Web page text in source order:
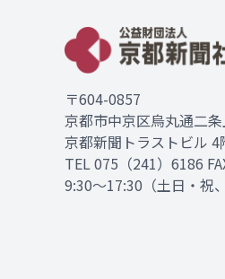
〒604-0857
京都市中京区烏丸通二
京都新聞トラストビル 4
TEL075（241）6186
9:30～17:30（土日・祝